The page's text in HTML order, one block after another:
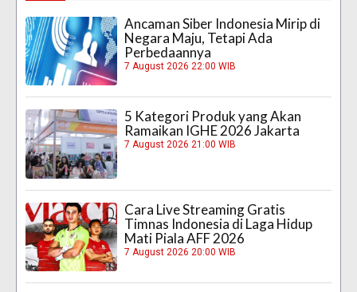
Ancaman Siber Indonesia Mirip di
Negara Maju, Tetapi Ada
Perbedaannya
7 August 2026 22:00 WIB
5 Kategori Produk yang Akan
Ramaikan IGHE 2026 Jakarta
7 August 2026 21:00 WIB
Cara Live Streaming Gratis
Timnas Indonesia di Laga Hidup
Mati Piala AFF 2026
7 August 2026 20:00 WIB